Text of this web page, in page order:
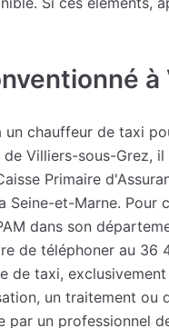
un chauffeur de taxi
de Villiers-sous-Grez,
Primaire
Seine-et-Marne. Pour
dans son
de téléphoner au 36
de taxi,
un traitement ou
par un professionnel